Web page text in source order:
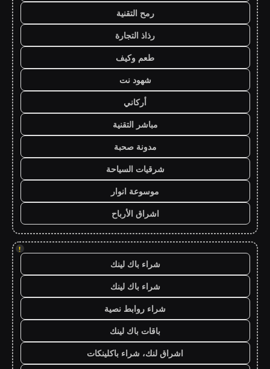
رمح التقنية
رذاذ التجارة
طعم وكيف
شهود نت
أركاني
مباشر التقنية
مدونة صحبة
شرقيات السياحة
موسوعة انوار
اشراق الأرباح
!
شراء باك لينك
شراء باك لينك
شراء روابط نصية
باقات باك لينك
اشراق لنك، شراء باكلينكات